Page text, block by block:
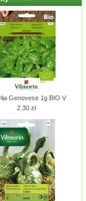
Genovese 1g BIO V
2.30 zł